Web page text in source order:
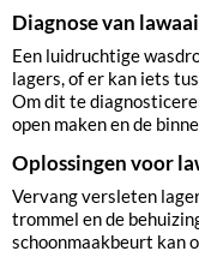
Diagnose van
Een luidruchtige
lagers, of er kan iets
Om dit te
open maken en de
Oplossingen voor
Vervang versleten
trommel en de
schoonmaakbeurt kan